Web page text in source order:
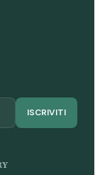
ISCRIVITI